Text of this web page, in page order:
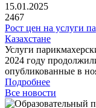
15.01.2025
2467
Рост цен на услуги
Казахстане
Услуги
2024 году
опубликованные в
Подробнее
Все новости